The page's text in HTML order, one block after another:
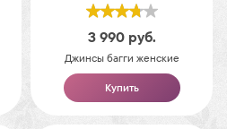
3 990 руб.
Джинсы багги женские
Купить